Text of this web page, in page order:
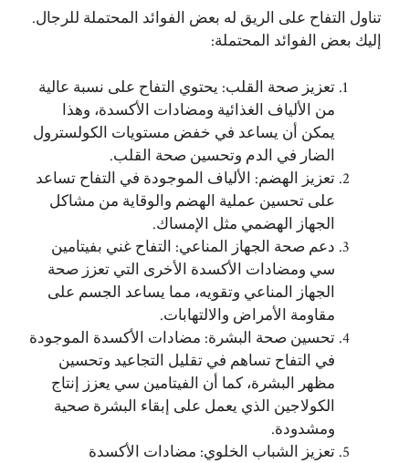
تناول التفاح على الريق له بعض الفوائد المحتملة للرجال.
إليك بعض الفوائد المحتملة:
تعزيز صحة القلب: يحتوي التفاح على نسبة عالية
من الألياف الغذائية ومضادات الأكسدة، وهذا
يمكن أن يساعد في خفض مستويات الكولسترول
الضار في الدم وتحسين صحة القلب.
تعزيز الهضم: الألياف الموجودة في التفاح تساعد
على تحسين عملية الهضم والوقاية من مشاكل
الجهاز الهضمي مثل الإمساك.
دعم صحة الجهاز المناعي: التفاح غني بفيتامين
سي ومضادات الأكسدة الأخرى التي تعزز صحة
الجهاز المناعي وتقويه، مما يساعد الجسم على
مقاومة الأمراض والالتهابات.
تحسين صحة البشرة: مضادات الأكسدة الموجودة
في التفاح تساهم في تقليل التجاعيد وتحسين
مظهر البشرة، كما أن الفيتامين سي يعزز إنتاج
الكولاجين الذي يعمل على إبقاء البشرة صحية
ومشدودة.
تعزيز الشباب الخلوي: مضادات الأكسدة